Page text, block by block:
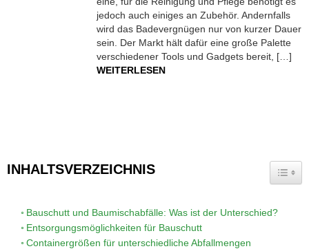
jedoch auch einiges an Zubehör. Andernfalls
wird das Badevergnügen nur von kurzer Dauer
sein. Der Markt hält dafür eine große Palette
verschiedener Tools und Gadgets bereit, […]
WEITERLESEN
INHALTSVERZEICHNIS
Bauschutt und Baumischabfälle: Was ist der Unterschied?
Entsorgungsmöglichkeiten für Bauschutt
Containergrößen für unterschiedliche Abfallmengen